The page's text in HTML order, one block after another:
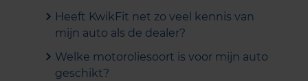
Heeft KwikFit net zo veel kennis van
mijn auto als de dealer?
Welke motoroliesoort is voor mijn auto
geschikt?